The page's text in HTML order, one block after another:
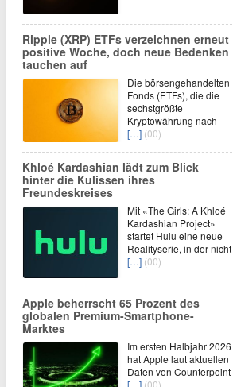
Ripple (XRP) ETFs verzeichnen erneut
positive Woche, doch neue Bedenken
tauchen auf
Die börsengehandelten
Fonds (ETFs), die die
sechstgrößte
Kryptowährung nach
[…] (00)
Khloé Kardashian lädt zum Blick
hinter die Kulissen ihres
Freundeskreises
Mit «The Girls: A Khloé
Kardashian Project»
startet Hulu eine neue
Realityserie, in der nicht
[…] (00)
Apple beherrscht 65 Prozent des
globalen Premium-Smartphone-
Marktes
Im ersten Halbjahr 2026
hat Apple laut aktuellen
Daten von Counterpoint
[…] (00)